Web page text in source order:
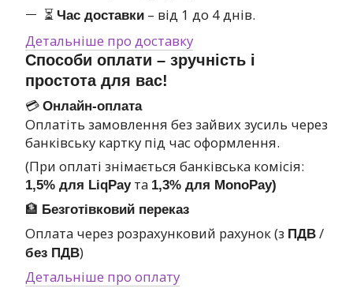
⏳ Час доставки – від 1 до 4 днів.
Детальніше про доставку
Способи оплати – зручність і
простота для вас!
💳 Онлайн-оплата
Оплатіть замовлення без зайвих зусиль через
банківську картку під час оформлення.
(При оплаті знімається банківська комісія:
1,5% для LiqPayта 1,3% для MonoPay)
🏦 Безготівковий переказ
Оплата через розрахунковий рахунок (з ПДВ /
без ПДВ)
Детальніше про оплату